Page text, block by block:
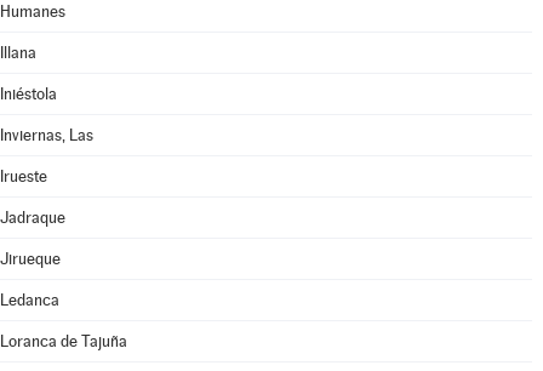
Humanes
Illana
Iniéstola
Inviernas, Las
Irueste
Jadraque
Jirueque
Ledanca
Loranca de Tajuña